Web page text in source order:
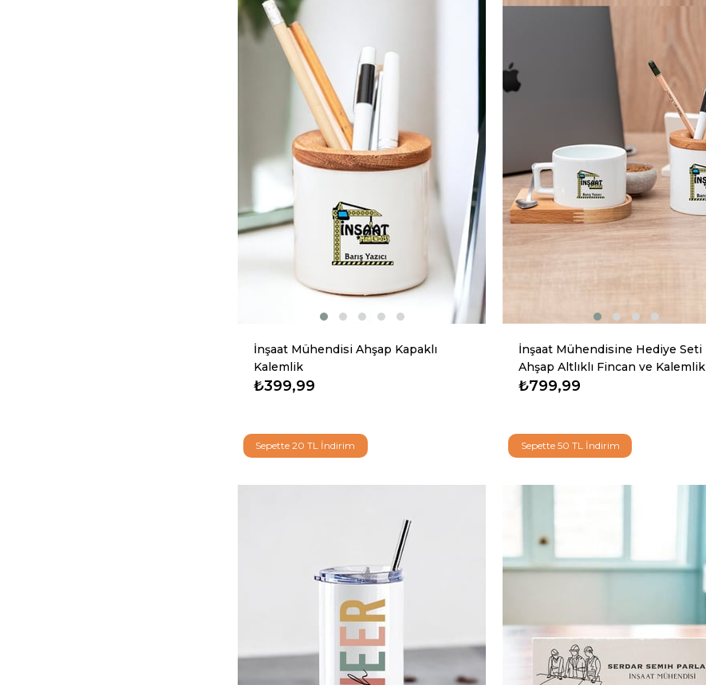
İnşaat Mühendisi Ahşap Kapaklı
Kalemlik
₺399,99
Sepette 20 TL İndirim
İnşaat Mühendisine Hediye Seti
Ahşap Altlıklı Fincan ve Kalemlik
₺799,99
Sepette 50 TL İndirim